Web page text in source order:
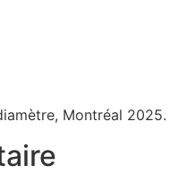
Montréal 2025.